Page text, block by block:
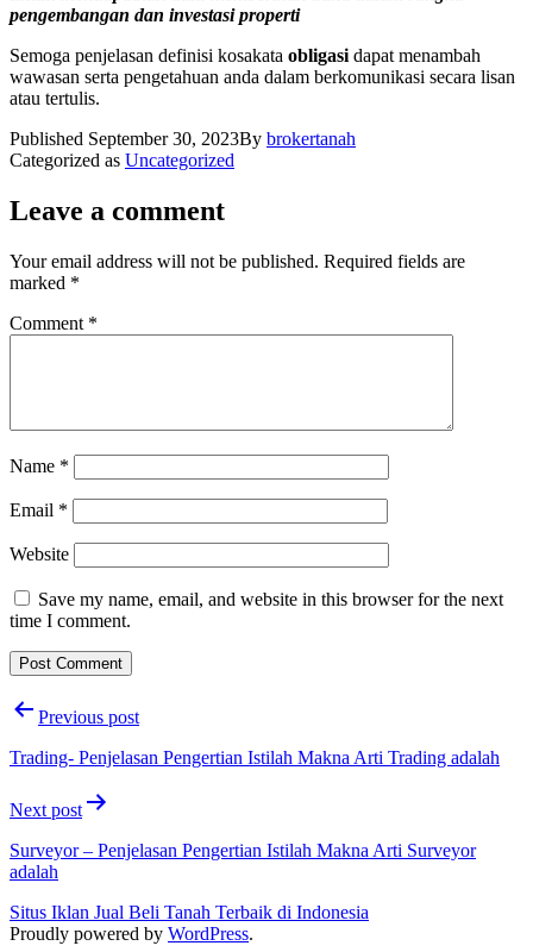
pengembangan dan investasi properti
Semoga penjelasan definisi kosakata obligasi dapat menambah
wawasan serta pengetahuan anda dalam berkomunikasi secara lisan
atau tertulis.
Published September 30, 2023By brokertanah
Categorized as Uncategorized
Leave a comment
Your email address will not be published. Required fields are
marked *
Comment *
Name *
Email *
Website
Save my name, email, and website in this browser for the next
time I comment.
PostPrevious post
Trading- Penjelasan Pengertian Istilah Makna Arti Trading adalah
Next post
Surveyor – Penjelasan Pengertian Istilah Makna Arti Surveyor
adalah
Situs Iklan Jual Beli Tanah Terbaik di Indonesia
Proudly powered by WordPress.